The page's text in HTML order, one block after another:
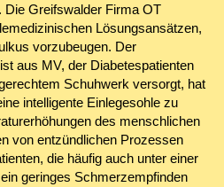
Greifswalder Firma OT
Lösungsansätzen,
vorzubeugen. Der
aus MV, der Diabetespatienten
Schuhwerk versorgt, hat
intelligente Einlegesohle zu
des menschlichen
von entzündlichen Prozessen
die häufig auch unter einer
geringes Schmerzempfinden